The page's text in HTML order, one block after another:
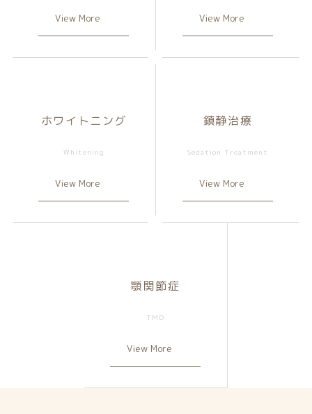
View More View More
ホワイトニング
View More
鎮静治療
View More
顎関節症
View More